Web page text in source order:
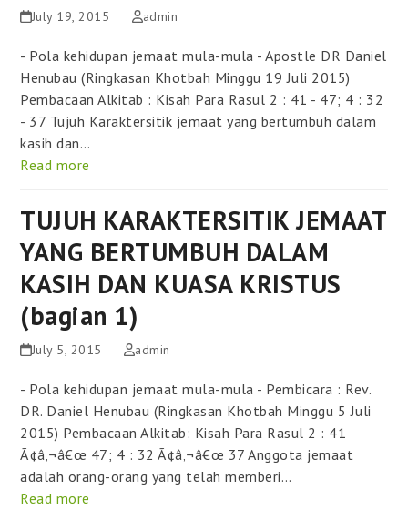
July 19, 2015 admin
- Pola kehidupan jemaat mula-mula - Apostle DR Daniel
Henubau (Ringkasan Khotbah Minggu 19 Juli 2015)
Pembacaan Alkitab : Kisah Para Rasul 2 : 41 - 47; 4 : 32
- 37 Tujuh Karaktersitik jemaat yang bertumbuh dalam
kasih dan…
Read more
TUJUH KARAKTERSITIK JEMAAT
YANG BERTUMBUH DALAM
KASIH DAN KUASA KRISTUS
(bagian 1)
July 5, 2015 admin
- Pola kehidupan jemaat mula-mula - Pembicara : Rev.
DR. Daniel Henubau (Ringkasan Khotbah Minggu 5 Juli
2015) Pembacaan Alkitab: Kisah Para Rasul 2 : 41
Ã¢â‚¬â€œ 47; 4 : 32 Ã¢â‚¬â€œ 37 Anggota jemaat
adalah orang-orang yang telah memberi…
Read more